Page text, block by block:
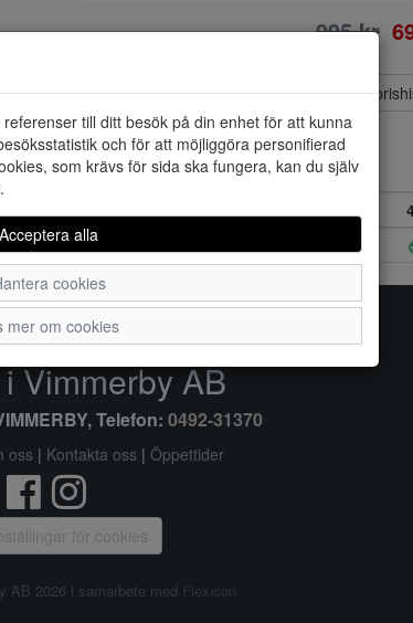
995 kr
Visa
40 41 42 43
till ditt besök på din enhet för att kunna
och för att möjliggöra personifierad
som krävs för sida ska fungera, kan du själv
Acceptera alla
cookies
mer om cookies
Vimmerby AB
Telefon: 0492-31370
oss | Kontakta oss | Öppettider
för cookies
AB 2026 i samarbete med Flexicon